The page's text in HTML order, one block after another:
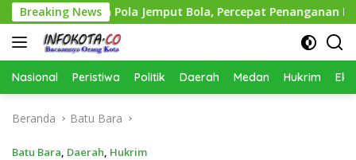
Langsung
ke
konten
Breaking News
Pola Jemput Bola, Percepat Penanganan
Nasional Peristiwa Politik Daerah Medan Hukrim
Beranda Batu Bara
Batu Bara, Daerah, Hukrim